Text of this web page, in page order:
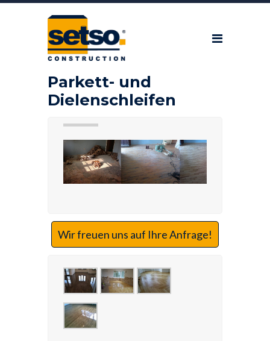
Parkett- und
Dielenschleifen
Wir freuen uns auf Ihre Anfrage!